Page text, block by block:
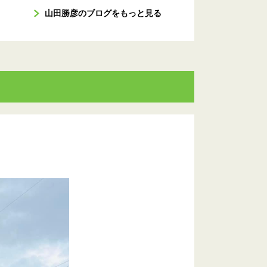
山田勝彦のブログをもっと見る